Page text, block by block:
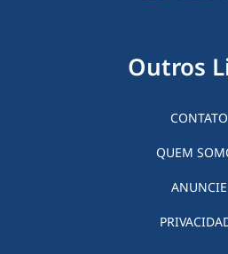
Outros
CONTATO
QUEM
ANUNCIE